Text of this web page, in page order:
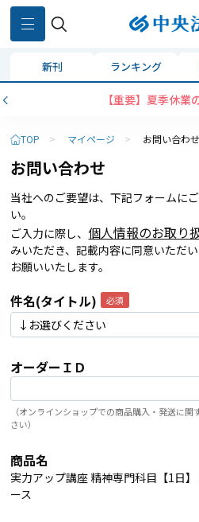
新刊 ランキング
【重要】夏季休業
TOP > マイページ > お問い合わせ
お問い合わせ
当社へのご要望は、下記フォームに
い。
ご入力に際し、 個人情報のお取り
みいただき、記載内容に同意いただ
お願いいたします。
件名(タイトル)
オーダーＩＤ
（オンラインショップでの商品購入・発送に
さい）
商品名
実力アップ講座 精神専門科目【1日
ース